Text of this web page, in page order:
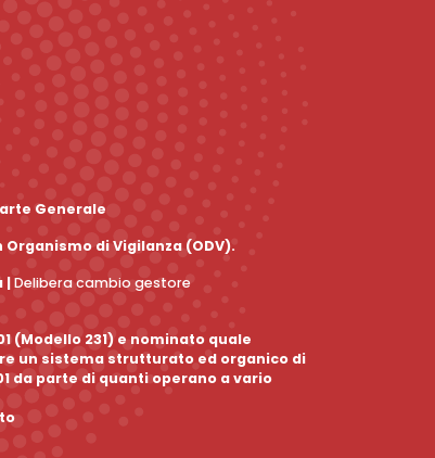
Generale
di Vigilanza (ODV).
|Delibera cambio gestore
(Modello 231) e nominato quale
un sistema strutturato ed organico di
da parte di quanti operano a vario